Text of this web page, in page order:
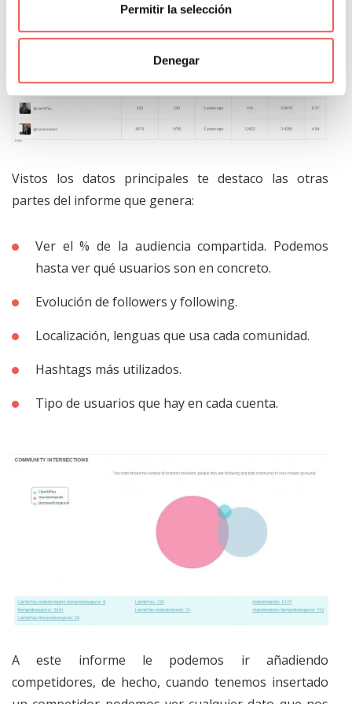
Permitir la selección
Denegar
métricas que aporta socialbro:
Vistos los datos principales te destaco las otras
partes del informe que genera:
Ver el % de la audiencia compartida. Podemos
hasta ver qué usuarios son en concreto.
Evolución de followers y following.
Localización, lenguas que usa cada comunidad.
Hashtags más utilizados.
Tipo de usuarios que hay en cada cuenta.
A este informe le podemos ir añadiendo
competidores, de hecho, cuando tenemos insertado